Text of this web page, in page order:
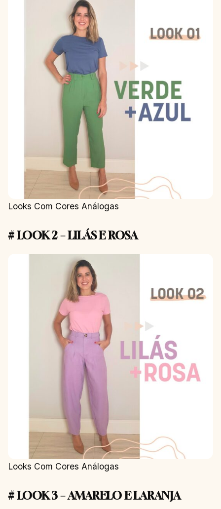
Looks Com Cores Análogas
# LOOK 2 – LILÁS E ROSA
Looks Com Cores Análogas
# LOOK 3 – AMARELO E LARANJA